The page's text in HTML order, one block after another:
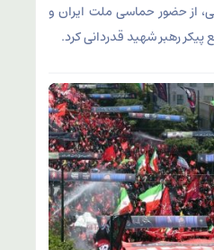
از حضور حماسی ملت ایران و
پیکر رهبر شهید قدردانی کرد.